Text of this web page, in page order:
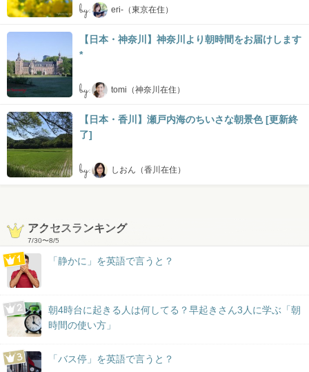
by: eri-（東京在住）
【日本・神奈川】神奈川より朝時間をお届けします
*
by: tomi（神奈川在住）
【日本・香川】瀬戸内海のちいさな朝景色 [更新終
了]
by: しおん（香川在住）
アクセスランキング
7/30〜8/5
「静かに」を英語で言うと？
朝4時台に起きる人は何してる？早起きさん3人に学ぶ「朝
時間の使い方」
「バス停」を英語で言うと？